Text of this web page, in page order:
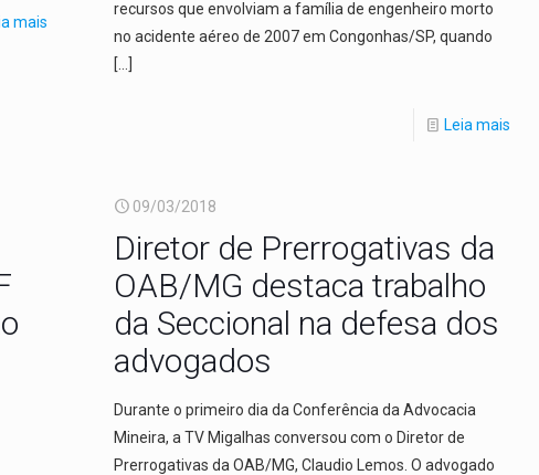
mais
recursos que envolviam a família de engenheiro morto
no acidente aéreo de 2007 em Congonhas/SP, quando
[…]
Leia mais
09/03/2018
Diretor de Prerrogativas da
OAB/MG destaca trabalho
da Seccional na defesa dos
advogados
Durante o primeiro dia da Conferência da Advocacia
Mineira, a TV Migalhas conversou com o Diretor de
Prerrogativas da OAB/MG, Claudio Lemos. O advogado